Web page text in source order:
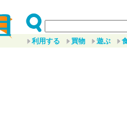
利用する 買物 遊ぶ